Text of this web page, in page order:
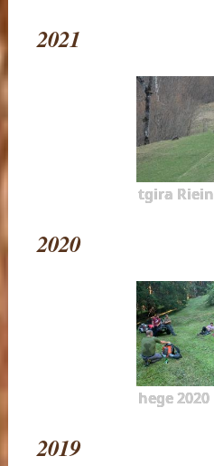
2021
tgira Riein
2020
hege 2020
2019